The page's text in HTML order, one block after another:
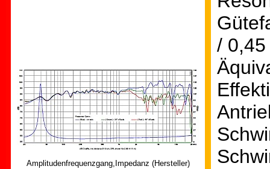
Amplitudenfrequenzgang,Impedanz (Hersteller)
/ 0,45